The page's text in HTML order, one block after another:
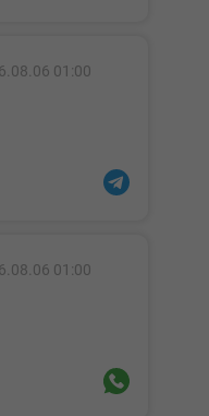
01:00
01:00